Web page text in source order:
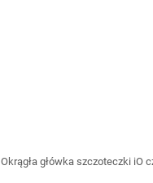
Okrągła główka szczoteczki iO